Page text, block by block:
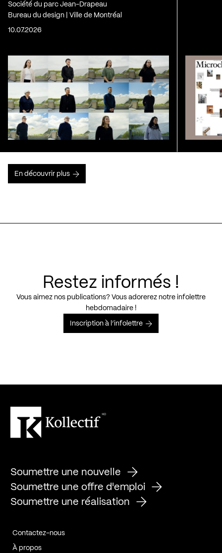
Société du parc Jean-Drapeau
Bureau du design | Ville de Montréal
10.07.2026
En découvrir plus
Restez informés !
Vous aimez nos publications? Vous adorerez notre infolettre
hebdomadaire !
Inscription à l’infolettre
Soumettre une nouvelle
Soumettre une offre d'emploi
Soumettre une réalisation
Contactez-nous
À propos